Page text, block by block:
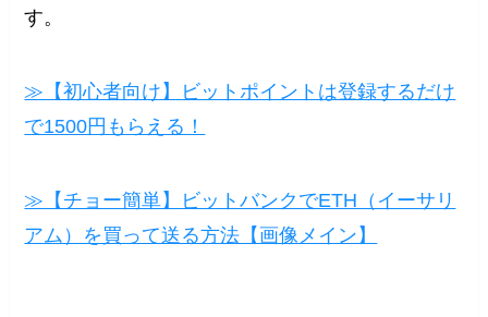
す。
≫【初心者向け】ビットポイントは登録するだけ
で1500円もらえる！
≫【チョー簡単】ビットバンクでETH（イーサリ
アム）を買って送る方法【画像メイン】